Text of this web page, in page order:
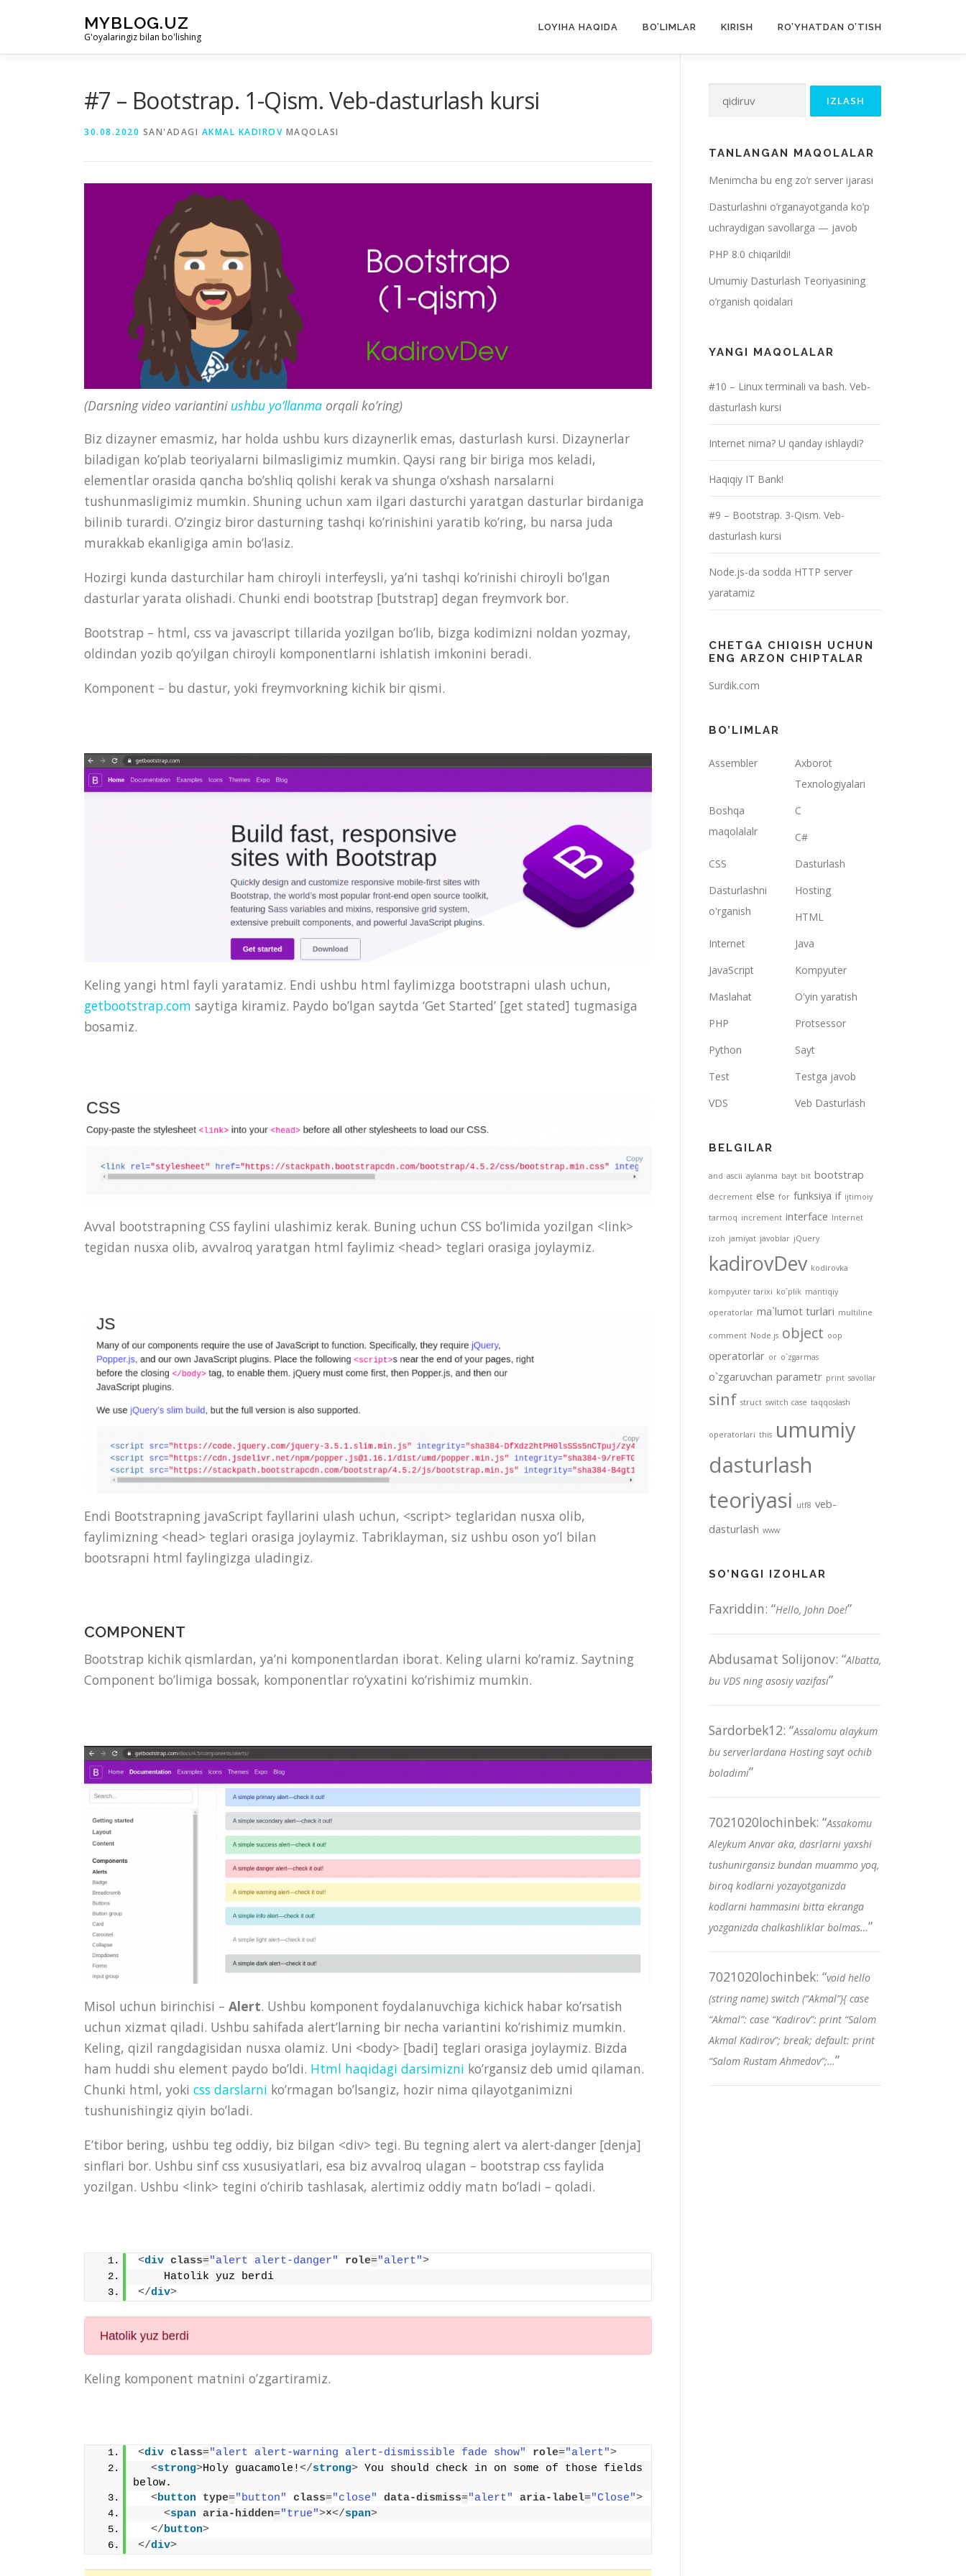
MYBLOG.UZ
G'oyalaringiz bilan bo'lishing
LOYIHA HAQIDA BO’LIMLAR KIRISH RO’YHATDAN O’TISH
#7 – Bootstrap. 1-Qism. Veb-dasturlash kursi
30.08.2020 SAN'ADAGI AKMAL KADIROV MAQOLASI
(Darsning video variantini ushbu yo’llanma orqali ko’ring)
Biz dizayner emasmiz, har holda ushbu kurs dizaynerlik emas, dasturlash kursi. Dizaynerlar
biladigan ko’plab teoriyalarni bilmasligimiz mumkin. Qaysi rang bir biriga mos keladi,
elementlar orasida qancha bo’shliq qolishi kerak va shunga o’xshash narsalarni
tushunmasligimiz mumkin. Shuning uchun xam ilgari dasturchi yaratgan dasturlar birdaniga
bilinib turardi. O’zingiz biror dasturning tashqi ko’rinishini yaratib ko’ring, bu narsa juda
murakkab ekanligiga amin bo’lasiz.
Hozirgi kunda dasturchilar ham chiroyli interfeysli, ya’ni tashqi ko’rinishi chiroyli bo’lgan
dasturlar yarata olishadi. Chunki endi bootstrap [butstrap] degan freymvork bor.
Bootstrap – html, css va javascript tillarida yozilgan bo’lib, bizga kodimizni noldan yozmay,
oldindan yozib qo’yilgan chiroyli komponentlarni ishlatish imkonini beradi.
Komponent – bu dastur, yoki freymvorkning kichik bir qismi.
Keling yangi html fayli yaratamiz. Endi ushbu html faylimizga bootstrapni ulash uchun,
getbootstrap.com saytiga kiramiz. Paydo bo’lgan saytda ‘Get Started’ [get stated] tugmasiga
bosamiz.
Avval bootstrapning CSS faylini ulashimiz kerak. Buning uchun CSS bo’limida yozilgan <link>
tegidan nusxa olib, avvalroq yaratgan html faylimiz <head> teglari orasiga joylaymiz.
Endi Bootstrapning javaScript fayllarini ulash uchun, <script> teglaridan nusxa olib,
faylimizning <head> teglari orasiga joylaymiz. Tabriklayman, siz ushbu oson yo’l bilan
bootsrapni html faylingizga uladingiz.
COMPONENT
Bootstrap kichik qismlardan, ya’ni komponentlardan iborat. Keling ularni ko’ramiz. Saytning
Component bo’limiga bossak, komponentlar ro’yxatini ko’rishimiz mumkin.
Misol uchun birinchisi – Alert. Ushbu komponent foydalanuvchiga kichick habar ko’rsatish
uchun xizmat qiladi. Ushbu sahifada alert’larning bir necha variantini ko’rishimiz mumkin.
Keling, qizil rangdagisidan nusxa olamiz. Uni <body> [badi] teglari orasiga joylaymiz. Bizda
ham huddi shu element paydo bo’ldi. Html haqidagi darsimizni ko’rgansiz deb umid qilaman.
Chunki html, yoki css darslarni ko’rmagan bo’lsangiz, hozir nima qilayotganimizni
tushunishingiz qiyin bo’ladi.
E’tibor bering, ushbu teg oddiy, biz bilgan <div> tegi. Bu tegning alert va alert-danger [denja]
sinflari bor. Ushbu sinf css xususiyatlari, esa biz avvalroq ulagan – bootstrap css faylida
yozilgan. Ushbu <link> tegini o’chirib tashlasak, alertimiz oddiy matn bo’ladi – qoladi.
<div class="alert alert-danger" role="alert">
    Hatolik yuz berdi
</div>
Keling komponent matnini o’zgartiramiz.
<div class="alert alert-warning alert-dismissible fade show" role="alert">
<strong>Holy guacamole!</strong> You should check in on some of those fields
below.
<button type="button" class="close" data-dismiss="alert" aria-label="Close">
<span aria-hidden="true">×</span>
</button>
</div>
Qidirshish:
TANLANGAN MAQOLALAR
Menimcha bu eng zo’r server ijarasi
Dasturlashni o’rganayotganda ko’p
uchraydigan savollarga — javob
PHP 8.0 chiqarildi!
Umumiy Dasturlash Teoriyasining
o’rganish qoidalari
YANGI MAQOLALAR
#10 – Linux terminali va bash. Veb-
dasturlash kursi
Internet nima? U qanday ishlaydi?
Haqiqiy IT Bank!
#9 – Bootstrap. 3-Qism. Veb-
dasturlash kursi
Node.js-da sodda HTTP server
yaratamiz
CHETGA CHIQISH UCHUN
ENG ARZON CHIPTALAR
Surdik.com
BO’LIMLAR
Assembler
Axborot
Texnologiyalari
Boshqa
maqolalalr
C
C#
CSS
Dasturlash
Dasturlashni
o'rganish
Hosting
HTML
Internet
Java
JavaScript
Kompyuter
Maslahat
O'yin yaratish
PHP
Protsessor
Python
Sayt
Test
Testga javob
VDS
Veb Dasturlash
BELGILAR
and ascii aylanma bayt bit bootstrap
decrement else for funksiya if ijtimoiy
tarmoq increment interface Internet
izoh jamiyat javoblar jQuery
kadirovDev kodirovka
kompyuter tarixi ko`plik mantiqiy
operatorlar ma`lumot turlari multiline
comment Node.js object oop
operatorlar or o`zgarmas
o`zgaruvchan parametr print savollar
sinf struct switch case taqqoslash
operatorlari this umumiy
dasturlash
teoriyasi utf8 veb-
dasturlash www
SO’NGGI IZOHLAR
Faxriddin: “Hello, John Doe!”
Abdusamat Solijonov: “Albatta,
bu VDS ning asosiy vazifasi”
Sardorbek12: “Assalomu alaykum
bu serverlardana Hosting sayt ochib
boladimi”
7021020lochinbek: “Assakomu
Aleykum Anvar aka, dasrlarni yaxshi
tushunirgansiz bundan muammo yoq,
biroq kodlarni yozayotganizda
kodlarni hammasini bitta ekranga
yozganizda chalkashliklar bolmas…”
7021020lochinbek: “void hello
(string name) switch (“Akmal”){ case
“Akmal”: case “Kadirov”: print “Salom
Akmal Kadirov”; break; default: print
“Salom Rustam Ahmedov”;…”